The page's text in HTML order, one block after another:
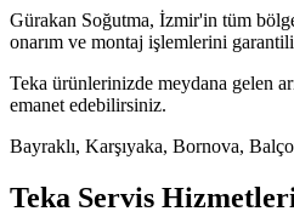
Gürakan Soğutma, İzmir'in tüm
onarım ve montaj işlemlerini
Teka ürünlerinizde meydana gelen
emanet edebilirsiniz.
Bayraklı, Karşıyaka, Bornova,
Teka Servis